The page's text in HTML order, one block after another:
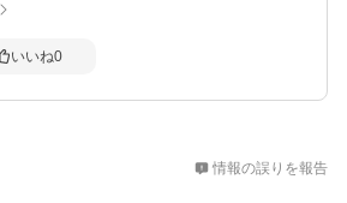
いいね0
情報の誤りを報告